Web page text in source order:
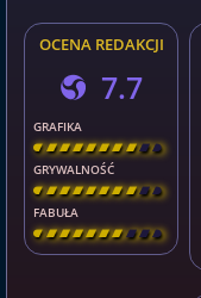
OCENA REDAKCJI
7.7
GRAFIKA
[ \ \ \ \ \ \ \ \ ]
GRYWALNOŚĆ
[ \ \ \ \ \ \ \ \ ]
FABUŁA
[ \ \ \ \ \ \ \ \ ]